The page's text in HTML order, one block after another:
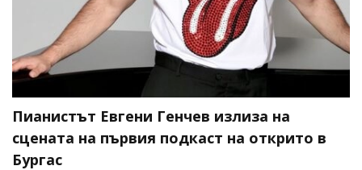
Пианистът Евгени Генчев излиза на
сцената на първия подкаст на открито в
Бургас